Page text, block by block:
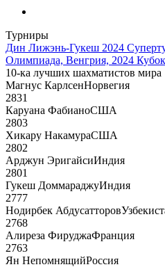
Турниры
Дин Лижэнь-Гукеш 2024
Олимпиада, Венгрия, 2024
10-ка лучших шахматистов мира
Магнус КарлсенНорвегия
2831
Каруана ФабианоСША
2803
Хикару НакамураСША
2802
Арджун ЭригайсиИндия
2801
Гукеш ДоммараджуИндия
2777
Нодирбек Абдусатторов
2768
Алиреза ФируджаФранция
2763
Ян НепомнящийРоссия